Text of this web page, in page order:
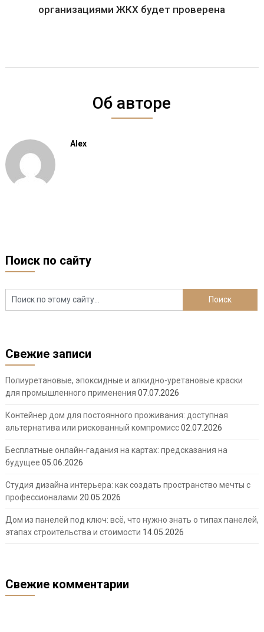
организациями ЖКХ будет проверена
Об авторе
Alex
Поиск по сайту
Свежие записи
Полиуретановые, эпоксидные и алкидно-уретановые краски
для промышленного применения 07.07.2026
Контейнер дом для постоянного проживания: доступная
альтернатива или рискованный компромисс02.07.2026
Бесплатные онлайн-гадания на картах: предсказания на
будущее 05.06.2026
Студия дизайна интерьера: как создать пространство мечты с
профессионалами 20.05.2026
Дом из панелей под ключ: всё, что нужно знать о типах панелей,
этапах строительства и стоимости 14.05.2026
Свежие комментарии